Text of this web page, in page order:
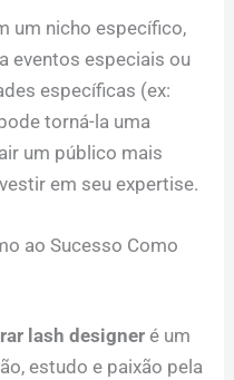
um nicho específico,
eventos especiais ou
específicas (ex:
torná-la uma
um público mais
em seu expertise.
ao Sucesso Como
lash designer é um
estudo e paixão pela